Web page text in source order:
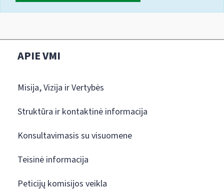
APIE VMI
Misija, Vizija ir Vertybės
Struktūra ir kontaktinė informacija
Konsultavimasis su visuomene
Teisinė informacija
Peticijų komisijos veikla